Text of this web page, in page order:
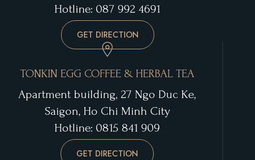
Hotline: 087 992 4691
GET DIRECTION
TONKIN EGG COFFEE & HERBAL TEA
Apartment building, 27 Ngo Duc Ke,
Saigon, Ho Chi Minh City
Hotline: 0815 841 909
GET DIRECTION